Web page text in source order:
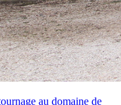
au domaine de